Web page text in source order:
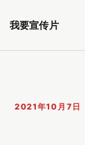
我要宣传片
2021年10月7日